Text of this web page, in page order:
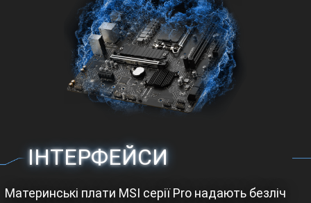
ІНТЕРФЕЙСИ
Материнські плати MSI серії Pro надають безліч